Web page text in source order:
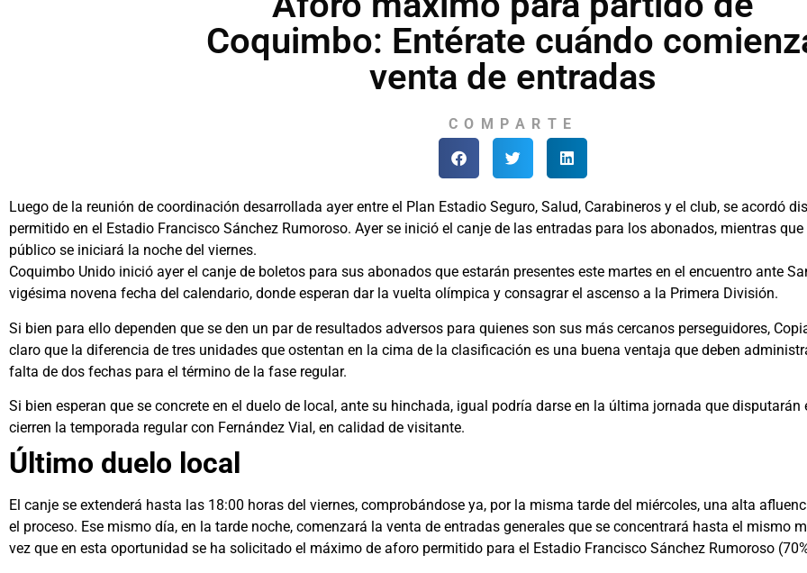
Coquimbo: Entérate cuándo
venta de entradas
COMPARTE
Luego de la reunión de coordinación desarrollada ayer entre el Plan Estadio Seguro, Salud, Carabineros y el club, se acordó
permitido en el Estadio Francisco Sánchez Rumoroso. Ayer se inició el canje de las entradas para los abonados, mientras
público se iniciará la noche del viernes.
Coquimbo Unido inició ayer el canje de boletos para sus abonados que estarán presentes este martes en el encuentro ante
vigésima novena fecha del calendario, donde esperan dar la vuelta olímpica y consagrar el ascenso a la Primera División.
Si bien para ello dependen que se den un par de resultados adversos para quienes son sus más cercanos perseguidores,
claro que la diferencia de tres unidades que ostentan en la cima de la clasificación es una buena ventaja que deben
falta de dos fechas para el término de la fase regular.
Si bien esperan que se concrete en el duelo de local, ante su hinchada, igual podría darse en la última jornada que
cierren la temporada regular con Fernández Vial, en calidad de visitante.
Último duelo local
El canje se extenderá hasta las 18:00 horas del viernes, comprobándose ya, por la misma tarde del miércoles, una alta
el proceso. Ese mismo día, en la tarde noche, comenzará la venta de entradas generales que se concentrará hasta el mismo
vez que en esta oportunidad se ha solicitado el máximo de aforo permitido para el Estadio Francisco Sánchez Rumoroso